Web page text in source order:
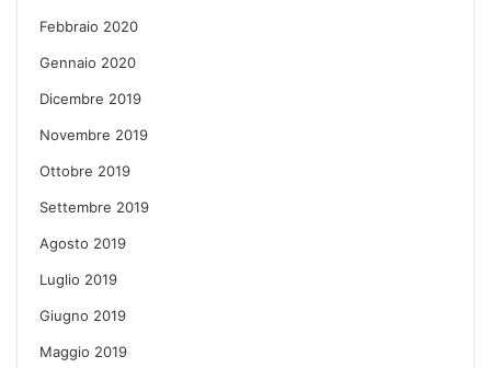
Febbraio 2020
Gennaio 2020
Dicembre 2019
Novembre 2019
Ottobre 2019
Settembre 2019
Agosto 2019
Luglio 2019
Giugno 2019
Maggio 2019